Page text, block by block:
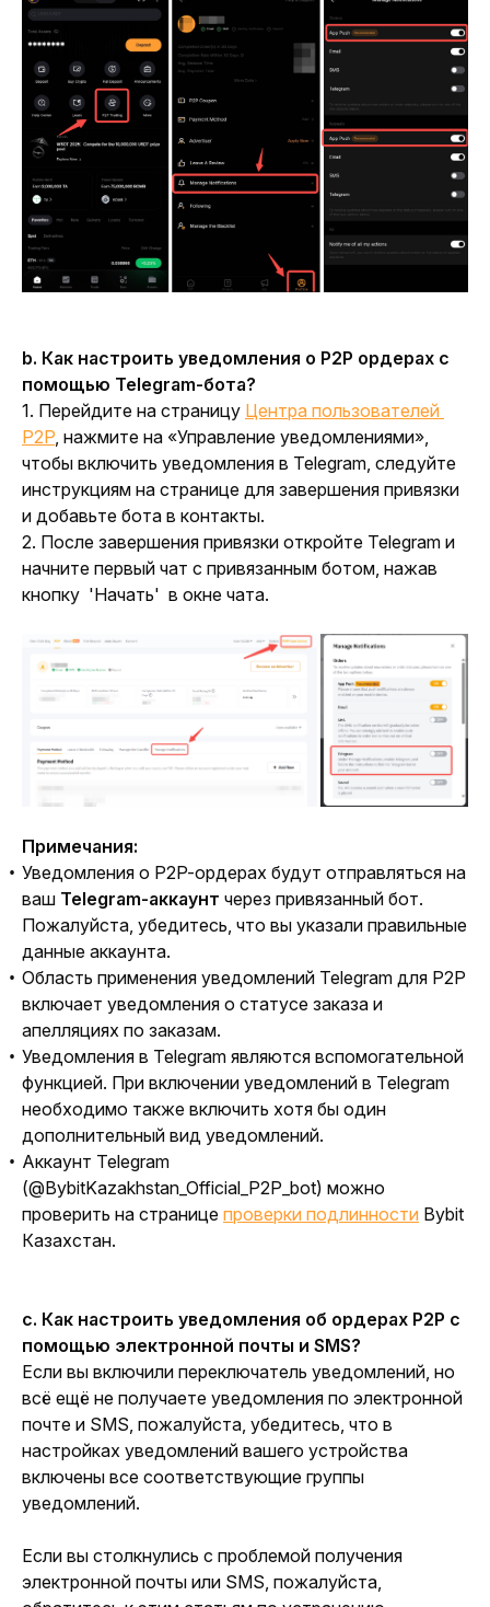
b. Как настроить уведомления о P2P ордерах с
помощью Telegram-бота?
1. Перейдите на страницу Центра пользователей
P2P, нажмите на «Управление уведомлениями»,
чтобы включить уведомления в Telegram, следуйте
инструкциям на странице для завершения привязки
и добавьте бота в контакты.
2. После завершения привязки откройте Telegram и
начните первый чат с привязанным ботом, нажав
кнопку 'Начать' в окне чата.
Примечания:
Уведомления о P2P-ордерах будут отправляться на
ваш Telegram-аккаунт через привязанный бот.
Пожалуйста, убедитесь, что вы указали правильные
данные аккаунта.
Область применения уведомлений Telegram для P2P
включает уведомления о статусе заказа и
апелляциях по заказам.
Уведомления в Telegram являются вспомогательной
функцией. При включении уведомлений в Telegram
необходимо также включить хотя бы один
дополнительный вид уведомлений.
Аккаунт Telegram
(@BybitKazakhstan_Official_P2P_bot) можно
проверить на странице проверки подлинности Bybit
Казахстан.
c. Как настроить уведомления об ордерах P2P с
помощью электронной почты и SMS?
Если вы включили переключатель уведомлений, но
всё ещё не получаете уведомления по электронной
почте и SMS, пожалуйста, убедитесь, что в
настройках уведомлений вашего устройства
включены все соответствующие группы
уведомлений.
Если вы столкнулись с проблемой получения
электронной почты или SMS, пожалуйста,